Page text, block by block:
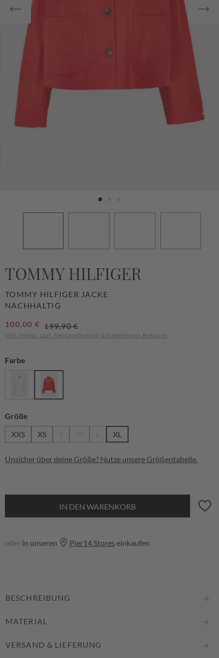
TOMMY HILFIGER JACKE
NACHHALTIG
TOMMY HILFIGER
Verkaufspreis:
100,00 € Regulärer Preis:
199,90 €
inkl. MwSt. zzgl. Versandkosten & kostenloser Retoure
Farbe
(Diese Option ist zurzeit nicht verfügbar.)
Orange
Größe
XXS
XS
(Diese Option ist zurzeit nicht verfügbar.)
(Diese Option ist zurzeit nicht verfügbar.)
(Diese Option ist zurzeit nicht
XL
Unsicher über deine Größe? Nutze unsere Größentabelle.
IN DEN WARENKORB
oder in unseren Pier14 Stores einkaufen
BESCHREIBUNG
MATERIAL
VERSAND & LIEFERUNG